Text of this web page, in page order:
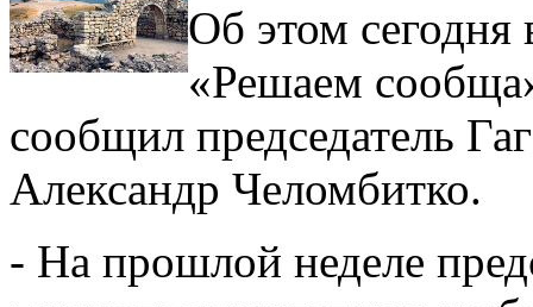
Об этом
«Решаем
сообщил председатель
Александр Челомбитко.
- На прошлой неделе